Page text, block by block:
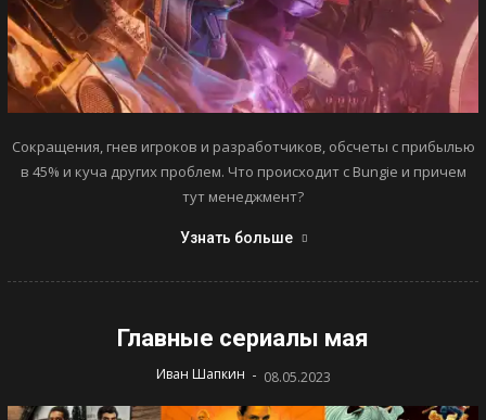
Сокращения, гнев игроков и разработчиков, обсчеты с прибылью
в 45% и куча других проблем. Что происходит с Bungie и причем
тут менеджмент?
Узнать больше
Главные сериалы мая
Иван Шапкин - 08.05.2023